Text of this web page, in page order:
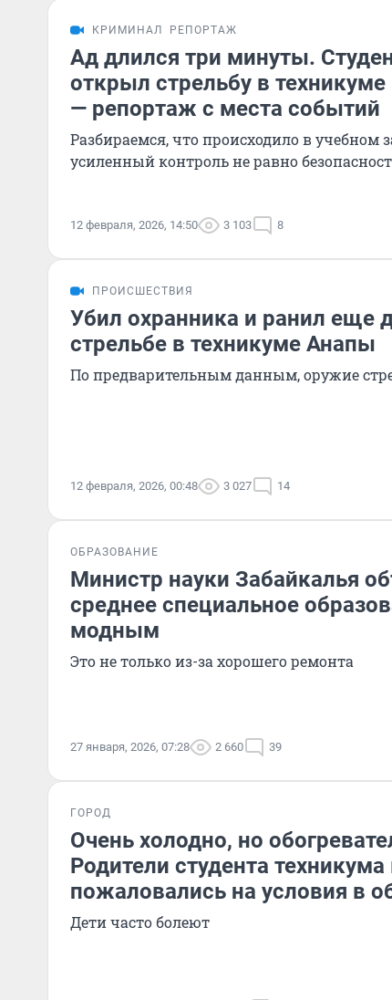
КРИМИНАЛ РЕПОРТАЖ
Ад длился три минуты.
открыл стрельбу в
— репортаж с места событий
Разбираемся, что происходило в учебном
усиленный контроль не равно
12 февраля, 2026, 14:50 3 103 8
ПРОИСШЕСТВИЯ
Убил охранника и ранил еще
стрельбе в техникуме Анапы
По предварительным данным, оружие
12 февраля, 2026, 00:48 3 027 14
ОБРАЗОВАНИЕ
Министр науки Забайкалья
среднее специальное
модным
Это не только из-за хорошего ремонта
27 января, 2026, 07:28 2 660 39
ГОРОД
Очень холодно, но
Родители студента техникума
пожаловались на условия в
Дети часто болеют